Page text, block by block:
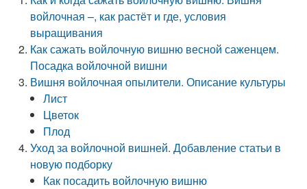
войлочная –, как растёт и где, условия
выращивания
Как сажать войлочную вишню весной саженцем.
Посадка войлочной вишни
Вишня войлочная опылители. Описание культуры
Лист
Цветок
Плод
Уход за войлочной вишней. Добавление статьи в
новую подборку
Как посадить войлочную вишню